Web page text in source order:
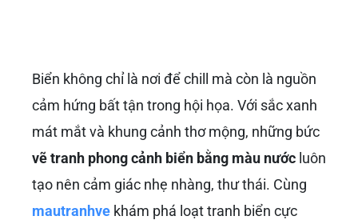
Biển không chỉ là nơi để chill mà còn là nguồn
cảm hứng bất tận trong hội họa. Với sắc xanh
mát mắt và khung cảnh thơ mộng, những bức
vẽ tranh phong cảnh biển bằng màu nước luôn
tạo nên cảm giác nhẹ nhàng, thư thái. Cùng
mautranhve khám phá loạt tranh biển cực